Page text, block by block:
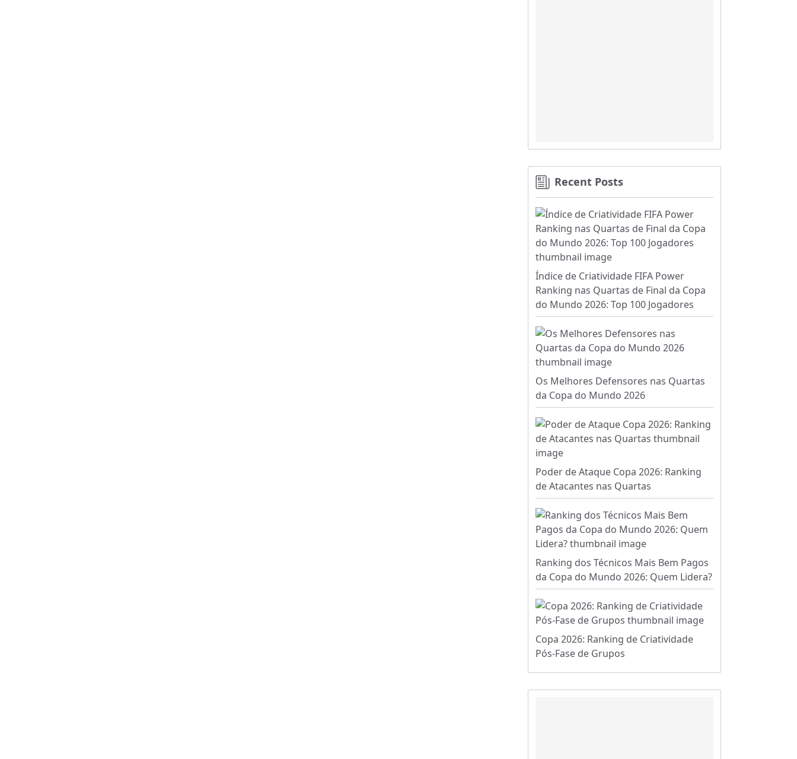
Recent Posts
Índice de Criatividade FIFA Power
Ranking nas Quartas de Final da Copa
do Mundo 2026: Top 100 Jogadores
Os Melhores Defensores nas Quartas
da Copa do Mundo 2026
Poder de Ataque Copa 2026: Ranking
de Atacantes nas Quartas
Ranking dos Técnicos Mais Bem Pagos
da Copa do Mundo 2026: Quem Lidera?
Copa 2026: Ranking de Criatividade
Pós-Fase de Grupos